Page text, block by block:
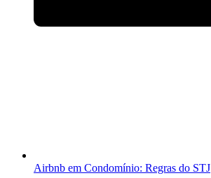
Airbnb em Condomínio: Regras do STJ